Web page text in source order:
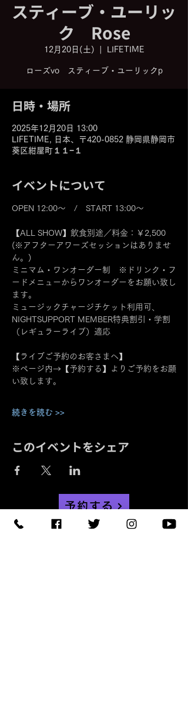
スティーブ・ユーリッ
ク Rose
12月20日(土) LIFETIME
ローズvo スティーブ・ユーリックp
日時・場所
2025年12月20日 13:00
LIFETIME, 日本、〒420-0852 静岡県静岡市
葵区紺屋町１１−１
イベントについて
OPEN 12:00～　/　START 13:00～
【ALL SHOW】飲食別途／料金：￥2,500
(※アフターアワーズセッションはありませ
ん。)
ミニマム・ワンオーダー制　※ドリンク・フ
ードメニューからワンオーダーをお願い致し
ます。
ミュージックチャージチケット利用可、
NIGHTSUPPORT MEMBER特典割引・学割
（レギュラーライブ）適応
【ライブご予約のお客さまへ】
※ページ内→【予約する】よりご予約をお願
い致します。
続きを読む >>
このイベントをシェア
予約する